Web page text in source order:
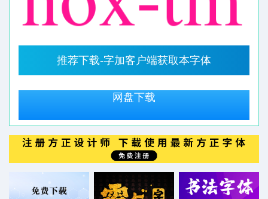
推荐下载-字加客户端获取本字体
网盘下载